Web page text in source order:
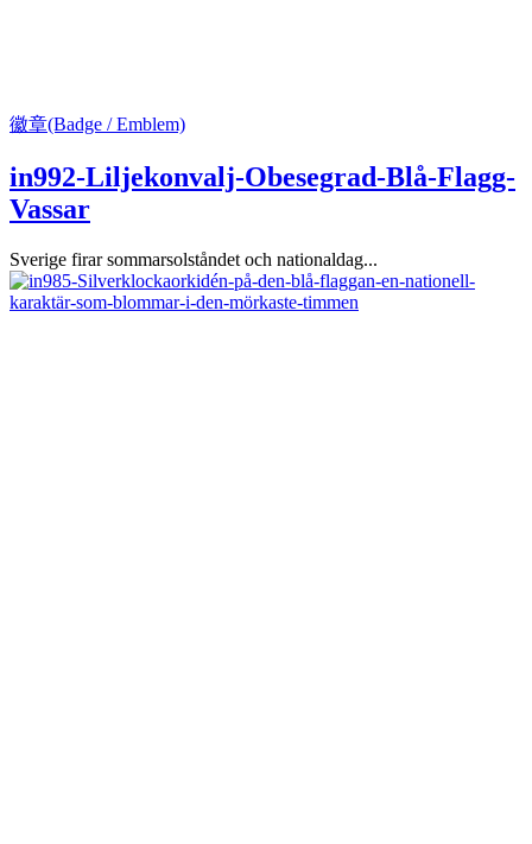
徽章(Badge / Emblem)
in992-Liljekonvalj-Obesegrad-Blå-Flagg-
Vassar
Sverige firar sommarsolståndet och nationaldag...